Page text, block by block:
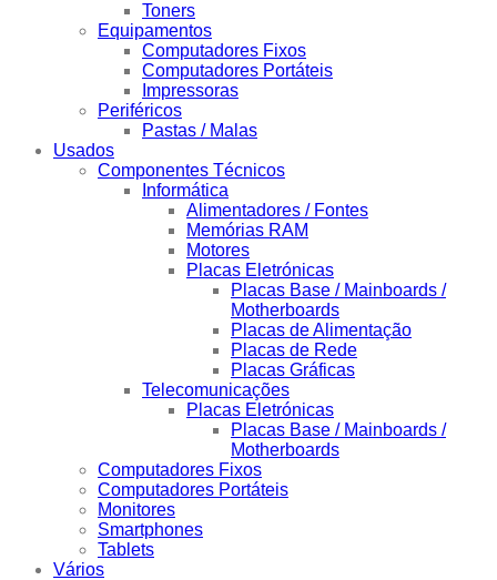
Toners
Equipamentos
Computadores Fixos
Computadores Portáteis
Impressoras
Periféricos
Pastas / Malas
Usados
Componentes Técnicos
Informática
Alimentadores / Fontes
Memórias RAM
Motores
Placas Eletrónicas
Placas Base / Mainboards /
Motherboards
Placas de Alimentação
Placas de Rede
Placas Gráficas
Telecomunicações
Placas Eletrónicas
Placas Base / Mainboards /
Motherboards
Computadores Fixos
Computadores Portáteis
Monitores
Smartphones
Tablets
Vários